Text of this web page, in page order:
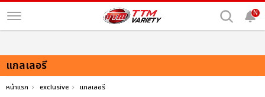
N
แกลเลอรี
หน้าแรก exclusive แกลเลอรี